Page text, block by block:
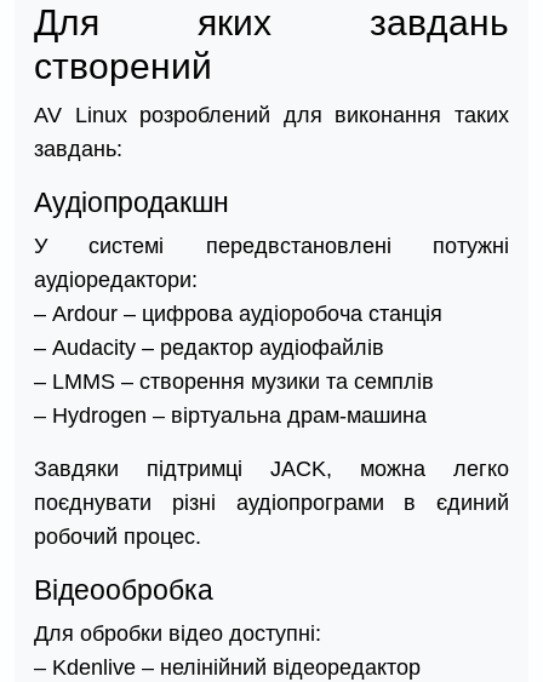
Для яких завдань
створений
AV Linux розроблений для виконання таких
завдань:
Аудіопродакшн
У системі передвстановлені потужні
аудіоредактори:
– Ardour – цифрова аудіоробоча станція
– Audacity – редактор аудіофайлів
– LMMS – створення музики та семплів
– Hydrogen – віртуальна драм-машина
Завдяки підтримці JACK, можна легко
поєднувати різні аудіопрограми в єдиний
робочий процес.
Відеообробка
Для обробки відео доступні:
– Kdenlive – нелінійний відеоредактор